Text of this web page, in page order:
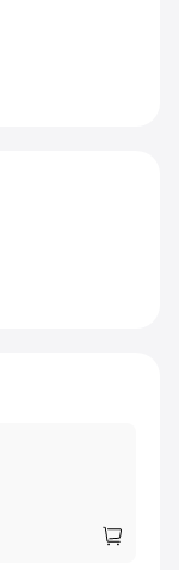
输入输出接口
程只读存储器